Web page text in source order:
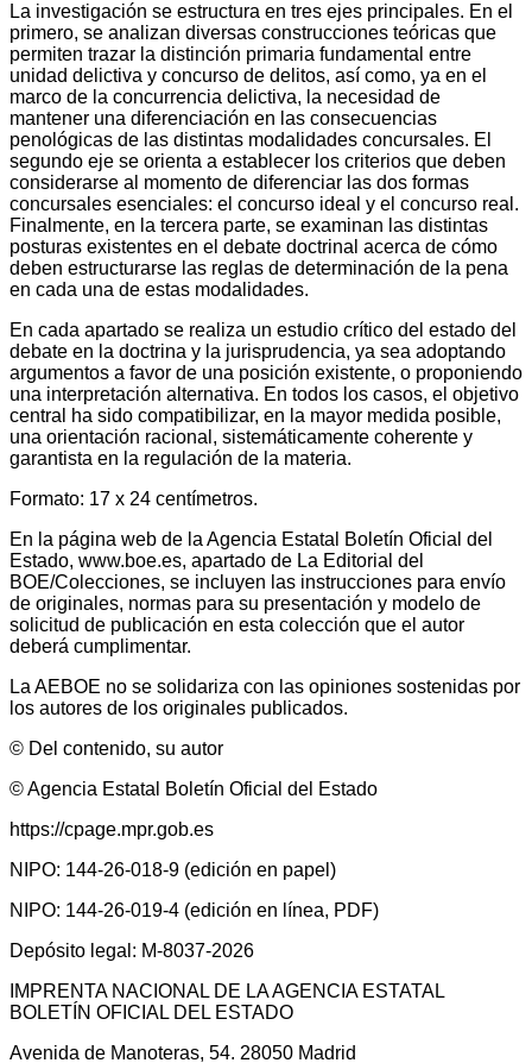
La investigación se estructura en tres ejes principales. En el
primero, se analizan diversas construcciones teóricas que
permiten trazar la distinción primaria fundamental entre
unidad delictiva y concurso de delitos, así como, ya en el
marco de la concurrencia delictiva, la necesidad de
mantener una diferenciación en las consecuencias
penológicas de las distintas modalidades concursales. El
segundo eje se orienta a establecer los criterios que deben
considerarse al momento de diferenciar las dos formas
concursales esenciales: el concurso ideal y el concurso real.
Finalmente, en la tercera parte, se examinan las distintas
posturas existentes en el debate doctrinal acerca de cómo
deben estructurarse las reglas de determinación de la pena
en cada una de estas modalidades.
En cada apartado se realiza un estudio crítico del estado del
debate en la doctrina y la jurisprudencia, ya sea adoptando
argumentos a favor de una posición existente, o proponiendo
una interpretación alternativa. En todos los casos, el objetivo
central ha sido compatibilizar, en la mayor medida posible,
una orientación racional, sistemáticamente coherente y
garantista en la regulación de la materia.
Formato: 17 x 24 centímetros.
En la página web de la Agencia Estatal Boletín Oficial del
Estado, www.boe.es, apartado de La Editorial del
BOE/Colecciones, se incluyen las instrucciones para envío
de originales, normas para su presentación y modelo de
solicitud de publicación en esta colección que el autor
deberá cumplimentar.
La AEBOE no se solidariza con las opiniones sostenidas por
los autores de los originales publicados.
© Del contenido, su autor
© Agencia Estatal Boletín Oficial del Estado
https://cpage.mpr.gob.es
NIPO: 144-26-018-9 (edición en papel)
NIPO: 144-26-019-4 (edición en línea, PDF)
Depósito legal: M-8037-2026
IMPRENTA NACIONAL DE LA AGENCIA ESTATAL
BOLETÍN OFICIAL DEL ESTADO
Avenida de Manoteras, 54. 28050 Madrid